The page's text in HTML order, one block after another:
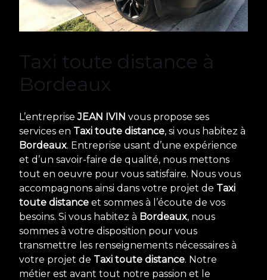
Taxi toute distance à
Bordeaux
L’entrepriseJEAN IVIN vous propose ses
services en Taxi toute distance, si vous habitez à
Bordeaux. Entreprise usant d’une expérience
et d’un savoir-faire de qualité, nous mettons
tout en oeuvre pour vous satisfaire. Nous vous
accompagnons ainsi dans votre projet de Taxi
toute distance et sommes à l’écoute de vos
besoins. Si vous habitez à Bordeaux, nous
sommes à votre disposition pour vous
transmettre les renseignements nécessaires à
votre projet de Taxi toute distance. Notre
métier est avant tout notre passion et le